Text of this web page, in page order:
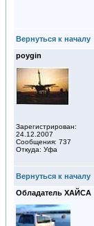
Вернуться к началу
poygin
Зарегистрирован:
24.12.2007
Сообщения: 737
Откуда: Уфа
Вернуться к началу
Обладатель ХАЙСА